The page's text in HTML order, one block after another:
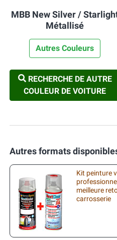
MBB New Silver /
Métallisé
Autres Couleurs
RECHERCHE DE AUTRE
COULEUR DE VOITURE
Autres formats
Kit peinture
meilleure
carrosserie